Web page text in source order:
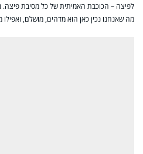
לפיצה – הכוכבת האמיתית של כל מסיבת פיצה.
מה שאנחנו נכין כאן הוא מדהים, מושלם, ואפילו